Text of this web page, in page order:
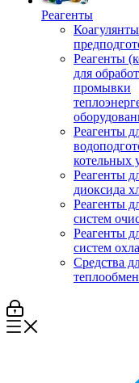
Реагенты
Реагенты
для
промывки
Реагенты
котельных
Реагенты
диоксида
Реагенты
систем
Реагенты
систем
Средства